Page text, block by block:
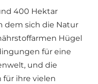
400 Hektar
dem sich die Natur
Hügel
für eine
und die
ihre vielen